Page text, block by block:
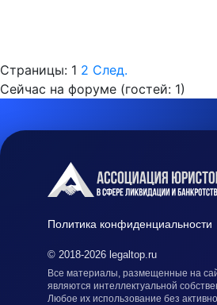
Страницы: 1 2 След.
Сейчас на форуме (гостей: 1)
Политика конфиденциальности
© 2018-2026 legaltop.ru
Все материалы, размещенные на
являются интеллектуальной
Любое их использование без